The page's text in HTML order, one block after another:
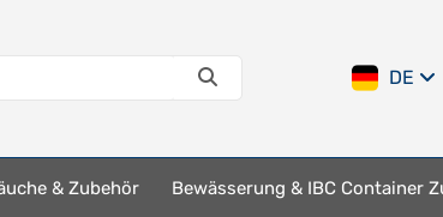
DE
& Zubehör Bewässerung & IBC Container